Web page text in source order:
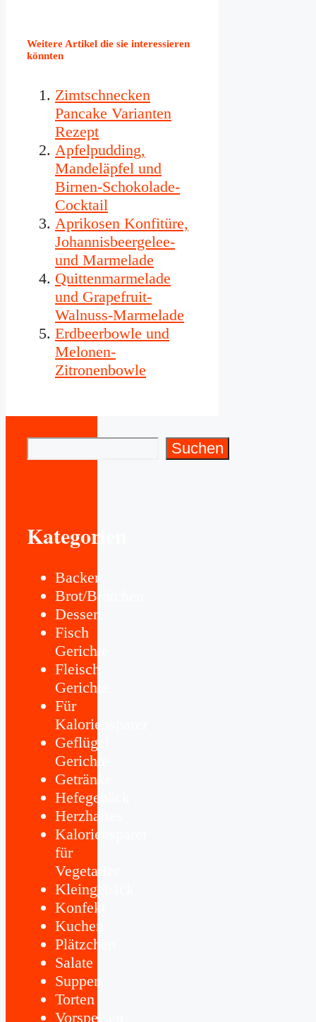
Weitere Artikel die sie interessieren
könnten
Zimtschnecken
Pancake Varianten
Rezept
Apfelpudding,
Mandeläpfel und
Birnen-Schokolade-
Cocktail
Aprikosen Konfitüre,
Johannisbeergelee-
und Marmelade
Quittenmarmelade
und Grapefruit-
Walnuss-Marmelade
Erdbeerbowle und
Melonen-
Zitronenbowle
Suchen
Kategorien
Backen
Brot/Brötchen
Dessert
Fisch
Gerichte
Fleisch
Gerichte
Für
Kaloriensparer
Geflügel
Gerichte
Getränke
Hefegebäck
Herzhaftes
Kaloriensparer
für
Vegetarier
Kleingebäck
Konfekt
Kuchen
Plätzchen
Salate
Suppen
Torten
Vorspeisen